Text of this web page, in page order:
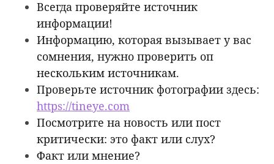
Всегда проверяйте источник
информации!
Информацию, которая вызывает у вас
сомнения, нужно проверить оп
нескольким источникам.
Проверьте источник фотографии здесь:
https://tineye.com
Посмотрите на новость или пост
критически: это факт или слух?
Факт или мнение?